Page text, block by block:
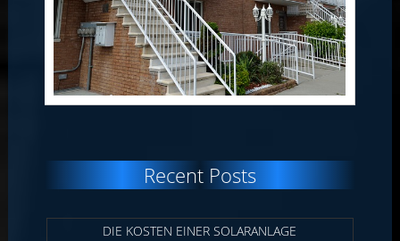
Recent Posts
DIE KOSTEN EINER SOLARANLAGE